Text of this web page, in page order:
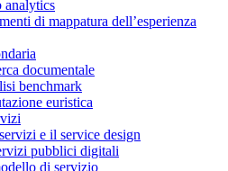
analytics
di mappatura dell’esperienza
documentale
benchmark
euristica
e il service design
pubblici digitali
di servizio